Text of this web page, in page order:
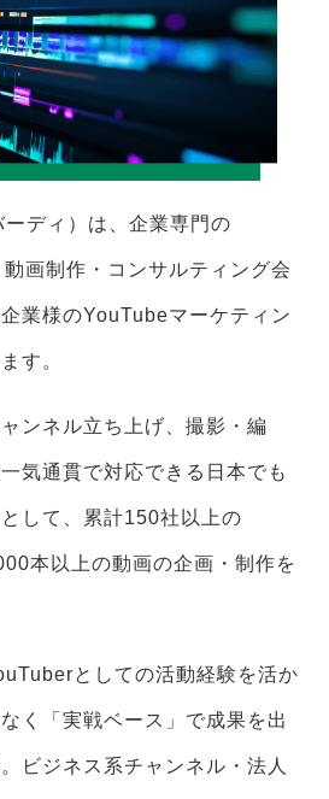
ディ）は、企業専門の
画制作・コンサルティング会
業様のYouTubeマーケティン
す。
ンネル立ち上げ、撮影・編
気通貫で対応できる日本でも
して、累計150社以上の
本以上の動画の企画・制作を
としての活動経験を活か
く「実戦ベース」で成果を出
ビジネス系チャンネル・法人